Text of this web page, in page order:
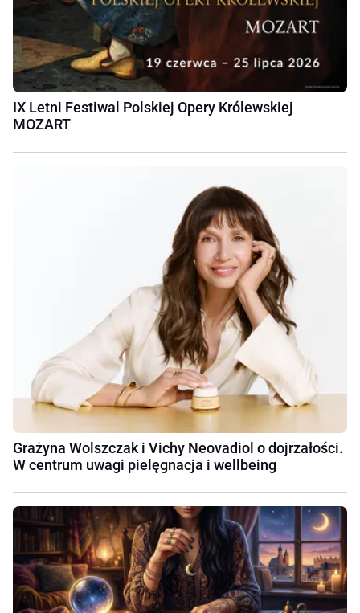
IX Letni Festiwal Polskiej Opery Królewskiej
MOZART
Grażyna Wolszczak i Vichy Neovadiol o dojrzałości.
W centrum uwagi pielęgnacja i wellbeing